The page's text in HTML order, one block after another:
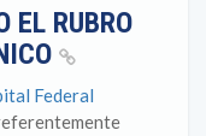
EL RUBRO
Federal